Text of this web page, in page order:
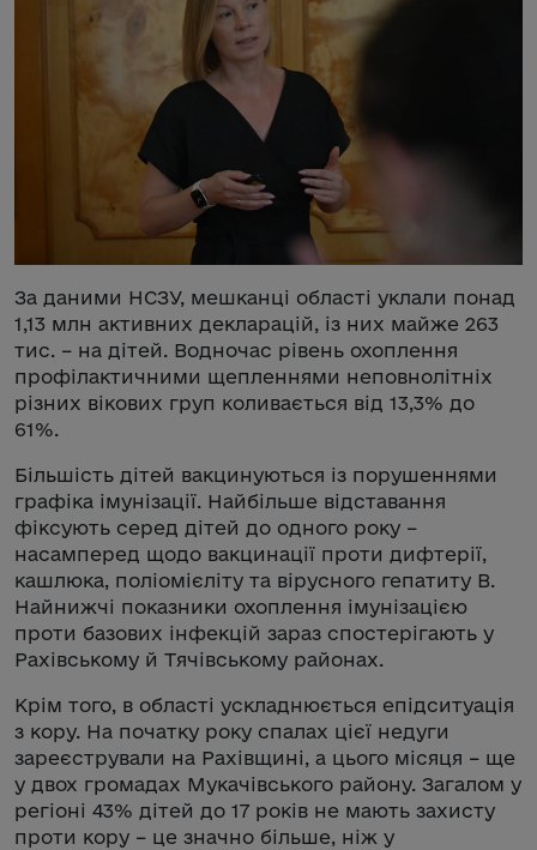
За даними НСЗУ, мешканці області уклали понад
1,13 млн активних декларацій, із них майже 263
тис. – на дітей. Водночас рівень охоплення
профілактичними щепленнями неповнолітніх
різних вікових груп коливається від 13,3% до
61%.
Більшість дітей вакцинуються із порушеннями
графіка імунізації. Найбільше відставання
фіксують серед дітей до одного року –
насамперед щодо вакцинації проти дифтерії,
кашлюка, поліомієліту та вірусного гепатиту В.
Найнижчі показники охоплення імунізацією
проти базових інфекцій зараз спостерігають у
Рахівському й Тячівському районах.
Крім того, в області ускладнюється епідситуація
з кору. На початку року спалах цієї недуги
зареєстрували на Рахівщині, а цього місяця – ще
у двох громадах Мукачівського району. Загалом у
регіоні 43% дітей до 17 років не мають захисту
проти кору – це значно більше, ніж у